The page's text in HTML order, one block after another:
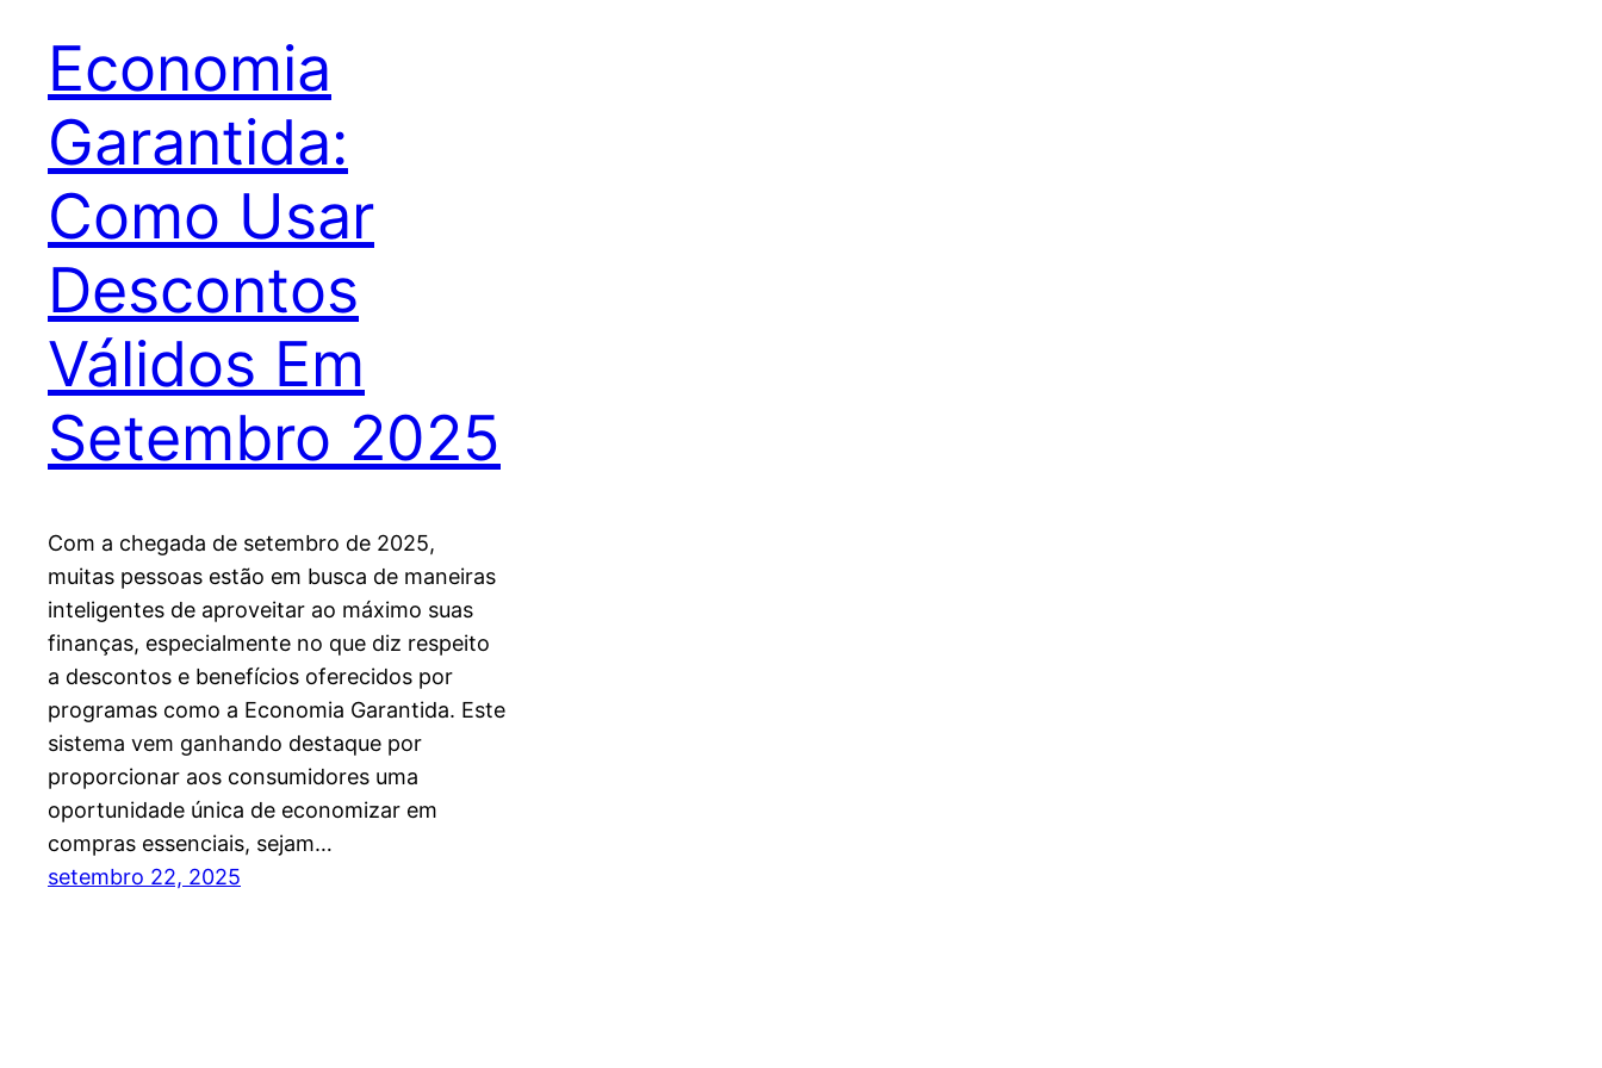
Economia
Garantida:
Como Usar
Descontos
Válidos Em
Setembro 2025
Com a chegada de setembro de 2025,
muitas pessoas estão em busca de maneiras
inteligentes de aproveitar ao máximo suas
finanças, especialmente no que diz respeito
a descontos e benefícios oferecidos por
programas como a Economia Garantida. Este
sistema vem ganhando destaque por
proporcionar aos consumidores uma
oportunidade única de economizar em
compras essenciais, sejam…
setembro 22, 2025